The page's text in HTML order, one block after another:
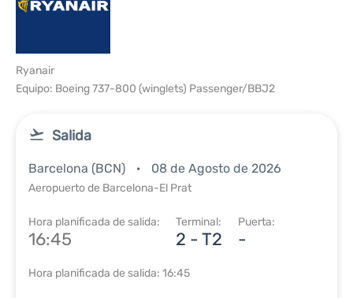
Ryanair
Equipo: Boeing 737-800 (winglets) Passenger/BBJ2
Salida
Barcelona (BCN) 08 de Agosto de 2026
Aeropuerto de Barcelona-El Prat
Hora planificada de salida:
16:45
Terminal:
2 - T2
Puerta:
-
Hora planificada de salida: 16:45